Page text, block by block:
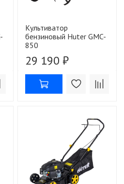
Культиватор
бензиновый Huter GMC-
850
29 190 ₽